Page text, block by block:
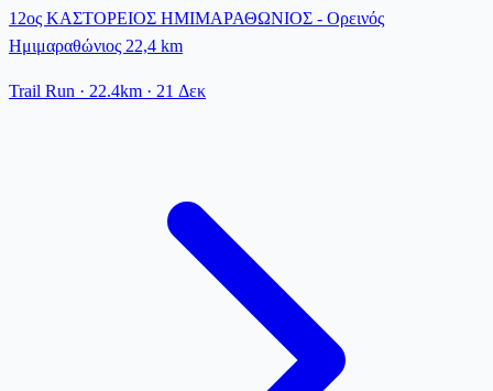
12ος ΚΑΣΤΟΡΕΙΟΣ ΗΜΙΜΑΡΑΘΩΝΙΟΣ - Ορεινός
Ημιμαραθώνιος 22,4 km
Trail Run · 22.4km · 21 Δεκ